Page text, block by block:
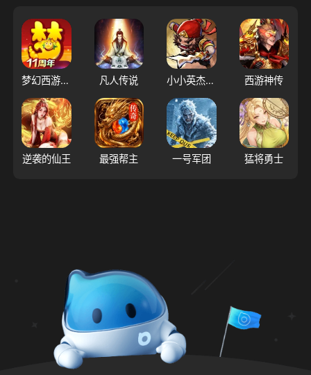
梦幻西游（大陆服） 凡人传说 小小英杰：合战天下 西游神传
逆袭的仙王 最强帮主 一号军团 猛将勇士